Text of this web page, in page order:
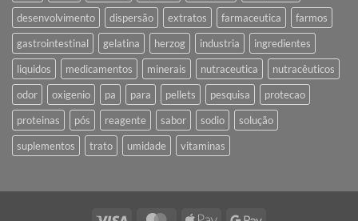
desenvolvimento
dispersão extratos farmaceutica
farmos
gastrointestinal
gelatina herzog industria
ingredientes
liquidos
medicamentos minerais nutraceutica
nutracêuticos
odor
oxigenio pa para pellets pesquisa
protecao
proteinas
pós reagente sabor sodio
solução
suplementos
trato umidade vitaminas